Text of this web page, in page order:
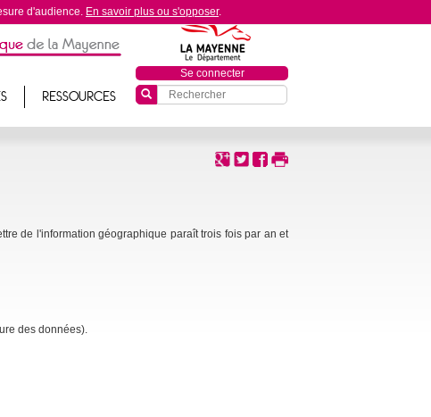
d'audience. En savoir plus ou s'opposer.
Se connecter
RESSOURCES
Boîte
de
de l'information géographique paraît trois fois par an et
des données).